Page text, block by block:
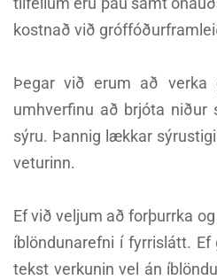
kostnað við
Þegar við erum að verka
umhverfinu að brjóta niður
sýru. Þannig lækkar
veturinn.
Ef við veljum að forþurrka
íblöndunarefni í fyrrislátt.
tekst verkunin vel án